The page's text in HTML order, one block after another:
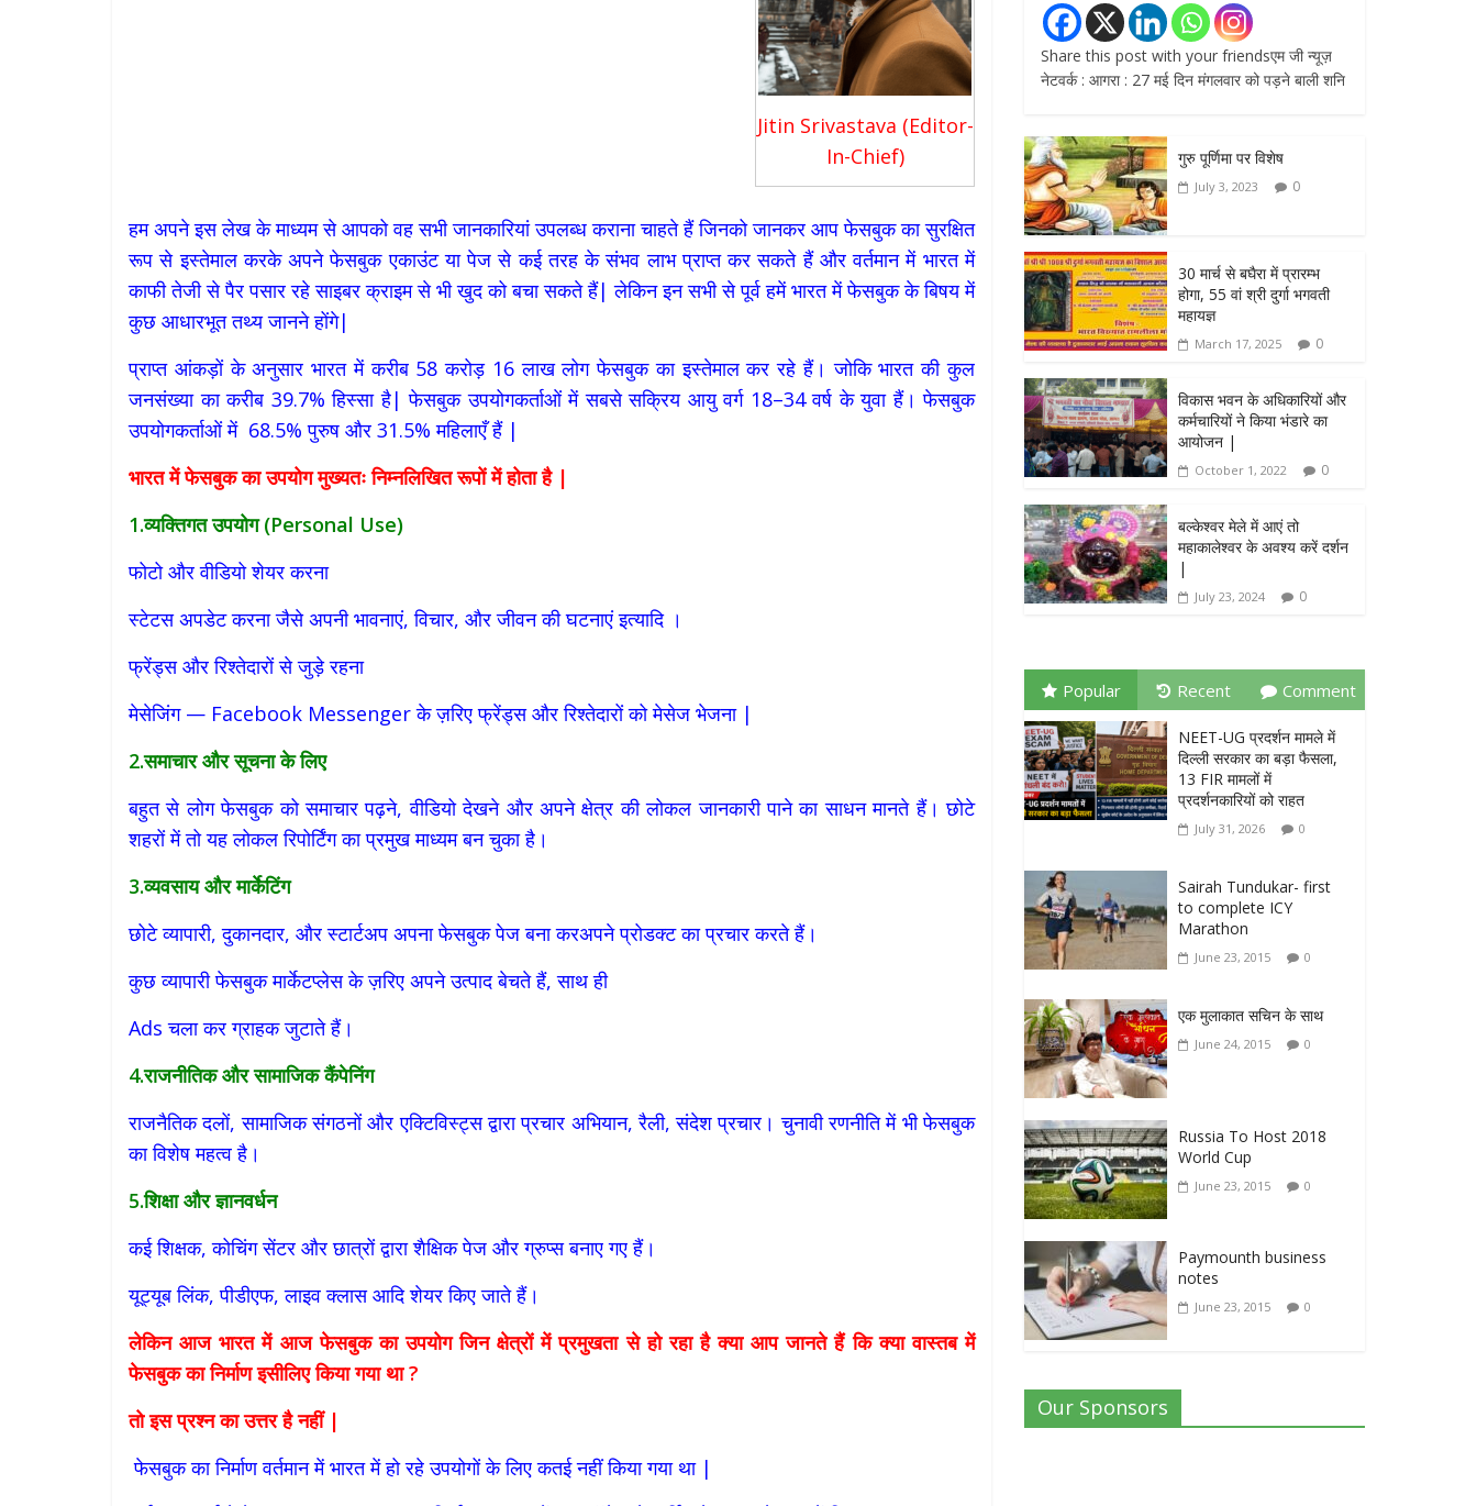
Jitin Srivastava (Editor-
In-Chief)
हम अपने इस लेख के माध्यम से आपको वह सभी जानकारियां उपलब्ध कराना चाहते हैं जिनको जानकर आप फेसबुक का सुरक्षित
रूप से इस्तेमाल करके अपने फेसबुक एकाउंट या पेज से कई तरह के संभव लाभ प्राप्त कर सकते हैं और वर्तमान में भारत में
काफी तेजी से पैर पसार रहे साइबर क्राइम से भी खुद को बचा सकते हैं| लेकिन इन सभी से पूर्व हमें भारत में फेसबुक के बिषय में
कुछ आधारभूत तथ्य जानने होंगे|
प्राप्त आंकड़ों के अनुसार भारत में करीब 58 करोड़ 16 लाख लोग फेसबुक का इस्तेमाल कर रहे हैं। जोकि भारत की कुल
जनसंख्या का करीब 39.7% हिस्सा है| फेसबुक उपयोगकर्ताओं में सबसे सक्रिय आयु वर्ग 18–34 वर्ष के युवा हैं। फेसबुक
उपयोगकर्ताओं में 68.5% पुरुष और 31.5% महिलाएँ हैं |
भारत में फेसबुक का उपयोग मुख्यतः निम्नलिखित रूपों में होता है|
1.व्यक्तिगत उपयोग (Personal Use)
फोटो और वीडियो शेयर करना
स्टेटस अपडेट करना जैसे अपनी भावनाएं, विचार, और जीवन की घटनाएं इत्यादि ।
फ्रेंड्स और रिश्तेदारों से जुड़े रहना
मेसेजिंग — Facebook Messenger के ज़रिए फ्रेंड्स और रिश्तेदारों को मेसेज भेजना |
2.समाचार और सूचना के लिए
बहुत से लोग फेसबुक को समाचार पढ़ने, वीडियो देखने और अपने क्षेत्र की लोकल जानकारी पाने का साधन मानते हैं। छोटे
शहरों में तो यह लोकल रिपोर्टिंग का प्रमुख माध्यम बन चुका है।
3.व्यवसाय और मार्केटिंग
छोटे व्यापारी, दुकानदार, और स्टार्टअप अपना फेसबुक पेज बना करअपने प्रोडक्ट का प्रचार करते हैं।
कुछ व्यापारी फेसबुक मार्केटप्लेस के ज़रिए अपने उत्पाद बेचते हैं, साथ ही
Ads चला कर ग्राहक जुटाते हैं।
4.राजनीतिक और सामाजिक कैंपेनिंग
राजनैतिक दलों, सामाजिक संगठनों और एक्टिविस्ट्स द्वारा प्रचार अभियान, रैली, संदेश प्रचार। चुनावी रणनीति में भी फेसबुक
का विशेष महत्व है।
5.शिक्षा और ज्ञानवर्धन
कई शिक्षक, कोचिंग सेंटर और छात्रों द्वारा शैक्षिक पेज और ग्रुप्स बनाए गए हैं।
यूट्यूब लिंक, पीडीएफ, लाइव क्लास आदि शेयर किए जाते हैं।
लेकिन आज भारत में आज फेसबुक का उपयोग जिन क्षेत्रों में प्रमुखता से हो रहा है क्या आप जानते हैं कि क्या वास्तब में
फेसबुक का निर्माण इसीलिए किया गया था?
तो इस प्रश्न का उत्तर है नहीं |
फेसबुक का निर्माण वर्तमान में भारत में हो रहे उपयोगों के लिए कतई नहीं किया गया था |
Share this post with your friendsएम जी न्यूज़
नेटवर्क : आगरा : 27 मई दिन मंगलवार को पड़ने बाली शनि
गुरु पूर्णिमा पर विशेष
July 3, 2023 0
30 मार्च से बघैरा में प्रारम्भ
होगा, 55 वां श्री दुर्गा भगवती
महायज्ञ
March 17, 2025 0
विकास भवन के अधिकारियों और
कर्मचारियों ने किया भंडारे का
आयोजन |
October 1, 2022 0
बल्केश्वर मेले में आएं तो
महाकालेश्वर के अवश्य करें दर्शन
|
July 23, 2024 0
Popular Recent Comment
NEET-UG प्रदर्शन मामले में
दिल्ली सरकार का बड़ा फैसला,
13 FIR मामलों में
प्रदर्शनकारियों को राहत
July 31, 2026 0
Sairah Tundukar- first
to complete ICY
Marathon
June 23, 2015 0
एक मुलाकात सचिन के साथ
June 24, 2015 0
Russia To Host 2018
World Cup
June 23, 2015 0
Paymounth business
notes
June 23, 2015 0
Our Sponsors